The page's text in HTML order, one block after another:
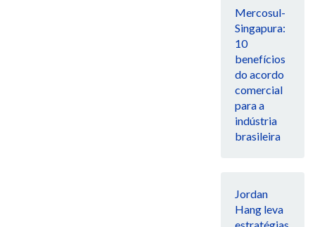
Mercosul-
Singapura:
10
benefícios
do acordo
comercial
para a
indústria
brasileira
Jordan
Hang leva